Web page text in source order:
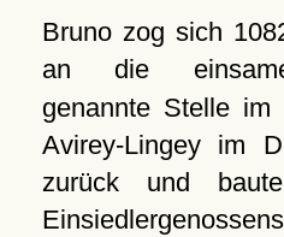
Bruno zog sich
an die
genannte Stelle im
Avirey-Lingey im
zurück und